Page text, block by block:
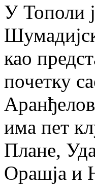
У Тополи
као
почетку
има пет
Плане,
Орашја и